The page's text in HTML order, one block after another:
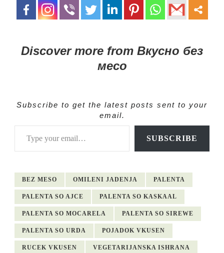
Discover more from Вкусно без
месо
Subscribe to get the latest posts sent to your
email.
Type your email…
SUBSCRIBE
BEZ MESO OMILENI JADENJA PALENTA
PALENTA SO AJCE PALENTA SO KASKAAL
PALENTA SO MOCARELA PALENTA SO SIREWE
PALENTA SO URDA POJADOK VKUSEN
RUCEK VKUSEN VEGETARIJANSKA ISHRANA